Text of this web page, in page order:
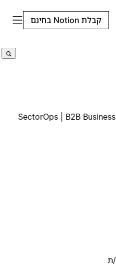
קבלת Notion בחינם
SectorOps | B2B